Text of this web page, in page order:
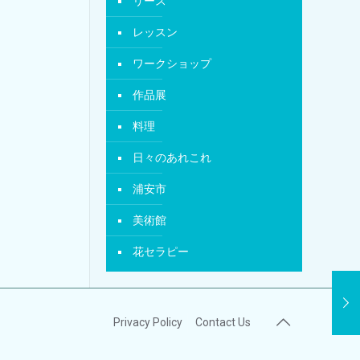
レッスン
ワークショップ
作品展
料理
日々のあれこれ
浦安市
美術館
花セラピー
Privacy Policy Contact Us